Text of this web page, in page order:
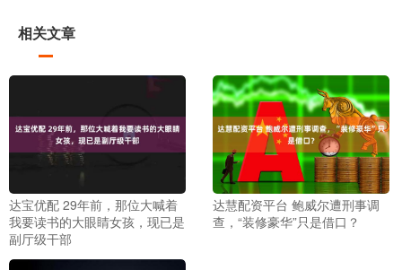
相关文章
达宝优配 29年前，那位大喊着
我要读书的大眼睛女孩，现已是
副厅级干部
达慧配资平台 鲍威尔遭刑事调
查，“装修豪华”只是借口？